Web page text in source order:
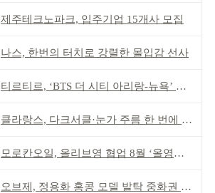
제주테크노파크, 입주기업 15개사 모집
나스, 한번의 터치로 강렬한 몰입감 선사
티르티르, ‘BTS 더 시티 아리랑-뉴욕’ 참여
클라랑스, 다크서클·눈가 주름 한 번에 더블 케어
모로칸오일, 올리브영 협업 8월 ‘올영픽’ 선정
오브제, 정용화 홍콩 모델 발탁 중화권 공략 강화